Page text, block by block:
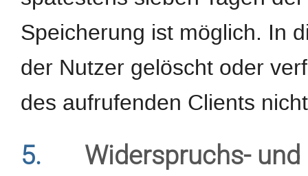
Speicherung ist möglich. In
der Nutzer gelöscht oder
des aufrufenden Clients
5. Widerspruchs-